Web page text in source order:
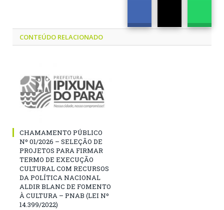
CONTEÚDO RELACIONADO
CHAMAMENTO PÚBLICO
Nº 01/2026 – SELEÇÃO DE
PROJETOS PARA FIRMAR
TERMO DE EXECUÇÃO
CULTURAL COM RECURSOS
DA POLÍTICA NACIONAL
ALDIR BLANC DE FOMENTO
À CULTURA – PNAB (LEI Nº
14.399/2022)